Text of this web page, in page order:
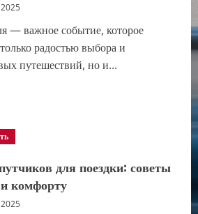
— важное событие, которое
радостью выбора и
путешествий, но и...
для поездки: советы
и комфорту